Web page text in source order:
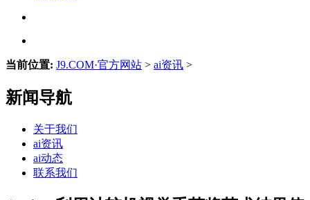
当前位置: J9.COM·官方网站 > ai资讯 >
新闻导航
关于我们
ai资讯
ai动态
联系我们